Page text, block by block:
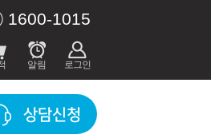
1600-1015
상담신청